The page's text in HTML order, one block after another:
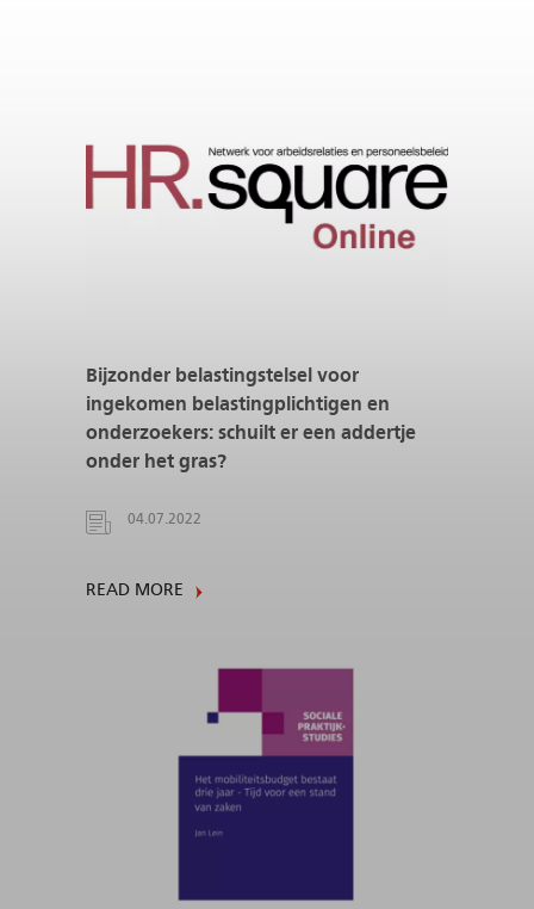
Bijzonder belastingstelsel voor
ingekomen belastingplichtigen en
onderzoekers: schuilt er een addertje
onder het gras?
04.07.2022
READ MORE